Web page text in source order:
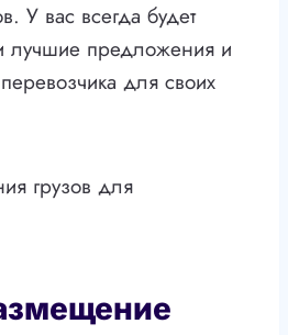
У вас всегда будет
лучшие предложения и
для своих
грузов для